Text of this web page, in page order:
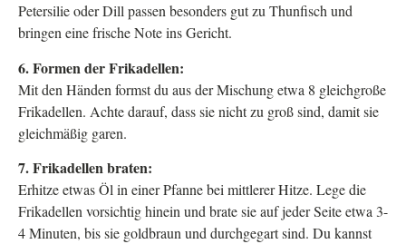
Petersilie oder Dill passen besonders gut zu Thunfisch und
bringen eine frische Note ins Gericht.
6. Formen der Frikadellen:
Mit den Händen formst du aus der Mischung etwa 8 gleichgroße
Frikadellen. Achte darauf, dass sie nicht zu groß sind, damit sie
gleichmäßig garen.
7. Frikadellen braten:
Erhitze etwas Öl in einer Pfanne bei mittlerer Hitze. Lege die
Frikadellen vorsichtig hinein und brate sie auf jeder Seite etwa 3-
4 Minuten, bis sie goldbraun und durchgegart sind. Du kannst